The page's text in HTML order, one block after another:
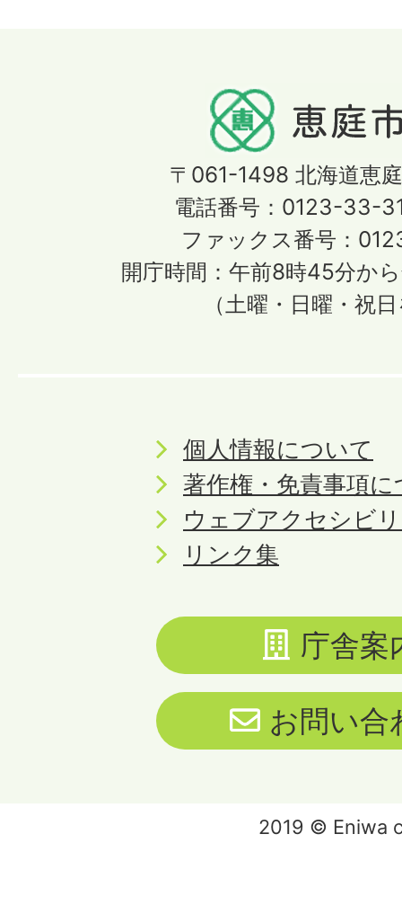
〒061-1498 北海道恵
電話番号：0123-33-
ファックス番号：
開庁時間：午前8時45分か
（土曜・日曜・祝
個人情報について
著作権・免責事項
ウェブアクセシビ
リンク集
庁舎案
お問い合
2019 © Eniwa